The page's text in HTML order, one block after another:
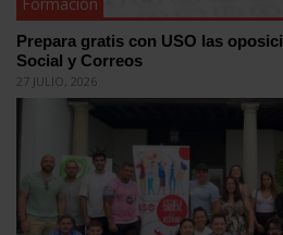
Formación
Prepara gratis con USO las
Social y Correos
27 JULIO, 2026